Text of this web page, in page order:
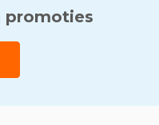
promoties